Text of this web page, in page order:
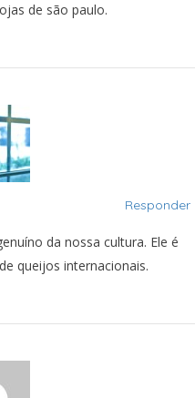
de são paulo.
Responder
da nossa cultura. Ele é
queijos internacionais.